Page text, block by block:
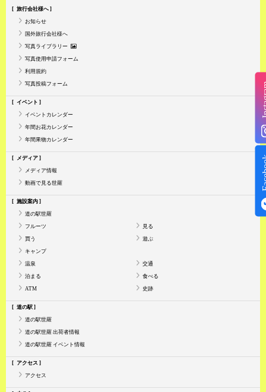
旅行会社様へ
お知らせ
国外旅行会社様へ
写真ライブラリー
写真使用申請フォーム
利用規約
写真投稿フォーム
イベント
イベントカレンダー
年間お花カレンダー
年間果物カレンダー
メディア
メディア情報
動画で見る世羅
施設案内
道の駅世羅
フルーツ 見る
買う 遊ぶ
キャンプ
温泉 交通
泊まる 食べる
ATM 史跡
道の駅
道の駅世羅
道の駅世羅 出荷者情報
道の駅世羅 イベント情報
アクセス
アクセス